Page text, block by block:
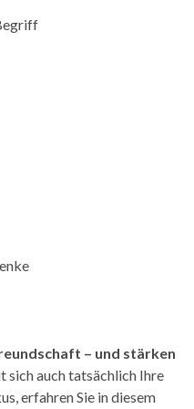
– und stärken
sich auch tatsächlich Ihre
erfahren Sie in diesem